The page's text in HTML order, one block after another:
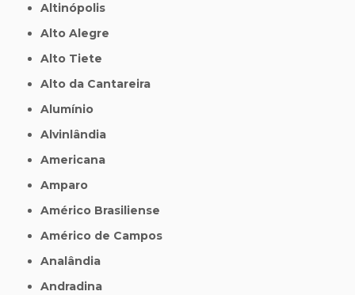
Altinópolis
Alto Alegre
Alto Tiete
Alto da Cantareira
Alumínio
Alvinlândia
Americana
Amparo
Américo Brasiliense
Américo de Campos
Analândia
Andradina